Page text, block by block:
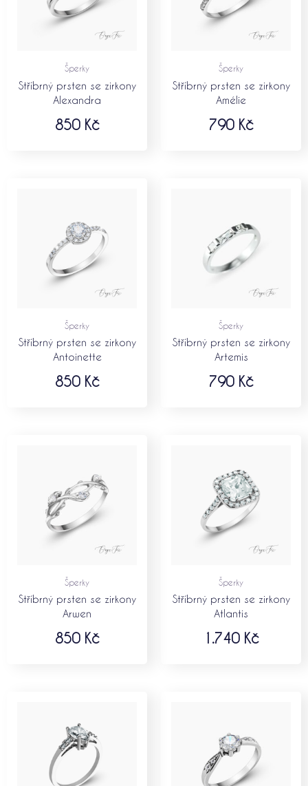
Šperky
Stříbrný prsten se zirkony
Alexandra
850 Kč
Šperky
Stříbrný prsten se zirkony
Amélie
790 Kč
Šperky
Stříbrný prsten se zirkony
Antoinette
850 Kč
Šperky
Stříbrný prsten se zirkony
Artemis
790 Kč
Šperky
Stříbrný prsten se zirkony
Arwen
850 Kč
Šperky
Stříbrný prsten se zirkony
Atlantis
1.740 Kč